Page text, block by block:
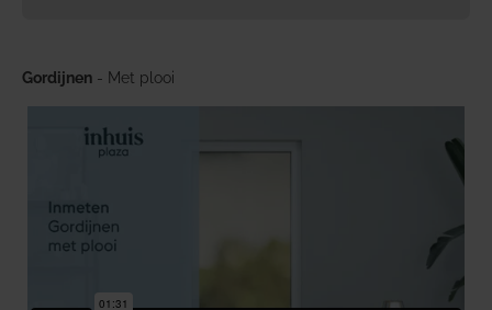
Gordijnen - Met plooi